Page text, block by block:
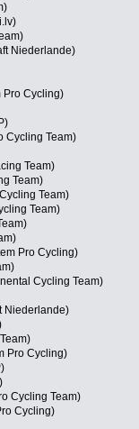
Niederlande)
Pro Cycling)
Cycling Team)
Team)
Team)
Team)
Team)
Pro Cycling)
Cycling Team)
Niederlande)
Pro Cycling)
Cycling Team)
Cycling)